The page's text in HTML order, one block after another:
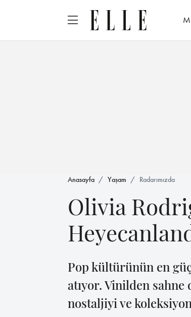
Anasayfa Yaşam Radarımızda
Olivia
Pop kültürünün en
atıyor. Vinilden
nostaljiyi ve